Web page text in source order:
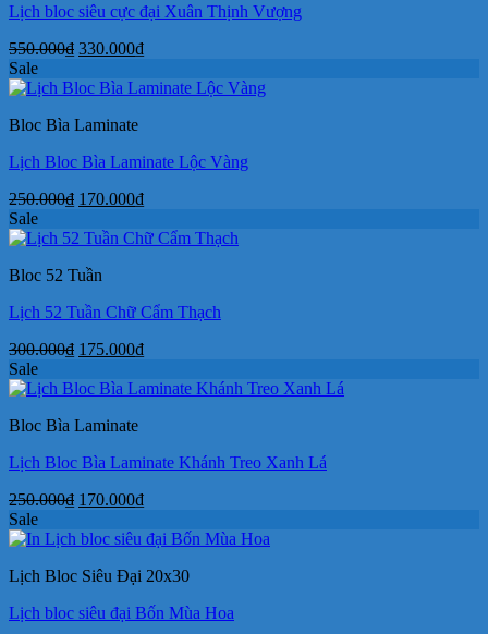
Lịch bloc siêu cực đại Xuân Thịnh Vượng
550.000₫ Giá
là:
330.000₫Giá
tại
Sale
Bloc Bìa Laminate
Lịch Bloc Bìa Laminate Lộc Vàng
250.000₫ Giá
là:
170.000₫Giá
tại
Sale
Bloc 52 Tuần
Lịch 52 Tuần Chữ Cẩm Thạch
300.000₫ Giá
là:
175.000₫Giá
tại
Sale
Bloc Bìa Laminate
Lịch Bloc Bìa Laminate Khánh Treo Xanh Lá
250.000₫ Giá
là:
170.000₫Giá
tại
170.000₫.
Sale
Lịch Bloc Siêu Đại 20x30
Lịch bloc siêu đại Bốn Mùa Hoa